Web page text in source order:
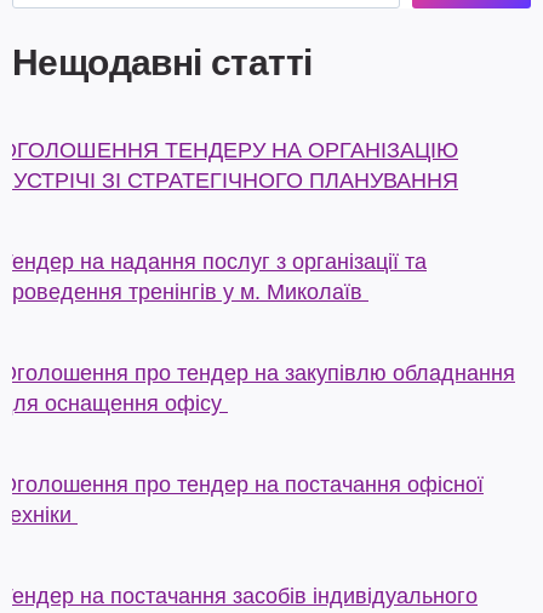
Нещодавні статті
ОГОЛОШЕННЯ ТЕНДЕРУ НА ОРГАНІЗАЦІЮ
ЗУСТРІЧІ ЗІ СТРАТЕГІЧНОГО ПЛАНУВАННЯ
Тендер на надання послуг з організації та
проведення тренінгів у м. Миколаїв
Оголошення про тендер на закупівлю обладнання
для оснащення офісу
Оголошення про тендер на постачання офісної
техніки
Тендер на постачання засобів індивідуального